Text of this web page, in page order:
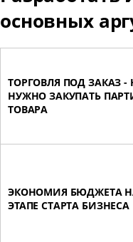
основных
ТОРГОВЛЯ ПОД ЗАКАЗ -
НУЖНО ЗАКУПАТЬ
ТОВАРА
ЭКОНОМИЯ БЮДЖЕТА
ЭТАПЕ СТАРТА БИЗНЕСА